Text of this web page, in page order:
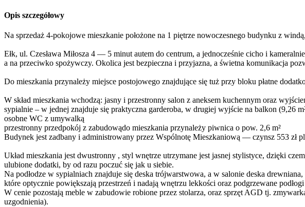
Opis szczegółowy
Na sprzedaż 4-pokojowe mieszkanie położone na 1 piętrze nowoczesnego budynku z
Ełk, ul. Czesława Miłosza 4 — 5 minut autem do centrum, a jednocześnie cicho i
a na przeciwko spożywczy. Okolica jest bezpieczna i przyjazna, a świetna komunikacja
Do mieszkania przynależy miejsce postojowego znajdujące się tuż przy bloku płatne
W skład mieszkania wchodzą: jasny i przestronny salon z aneksem kuchennym oraz
sypialnie – w jednej znajduje się praktyczna garderoba, w drugiej wyjście na balkon (9,26
osobne WC z umywalką
przestronny przedpokój z zabudowądo mieszkania przynależy piwnica o pow. 2,6 m²
Budynek jest zadbany i administrowany przez Wspólnotę Mieszkaniową — czynsz 553 zł
Układ mieszkania jest dwustronny , styl wnętrze utrzymane jest jasnej stylistyce, dzięki
ulubione dodatki, by od razu poczuć się jak u siebie.
Na podłodze w sypialniach znajduje się deska trójwarstwowa, a w salonie deska
które optycznie powiększają przestrzeń i nadają wnętrzu lekkości oraz podgrzewane
W cenie pozostają meble w zabudowie robione przez stolarza, oraz sprzęt AGD tj.
uzgodnienia).